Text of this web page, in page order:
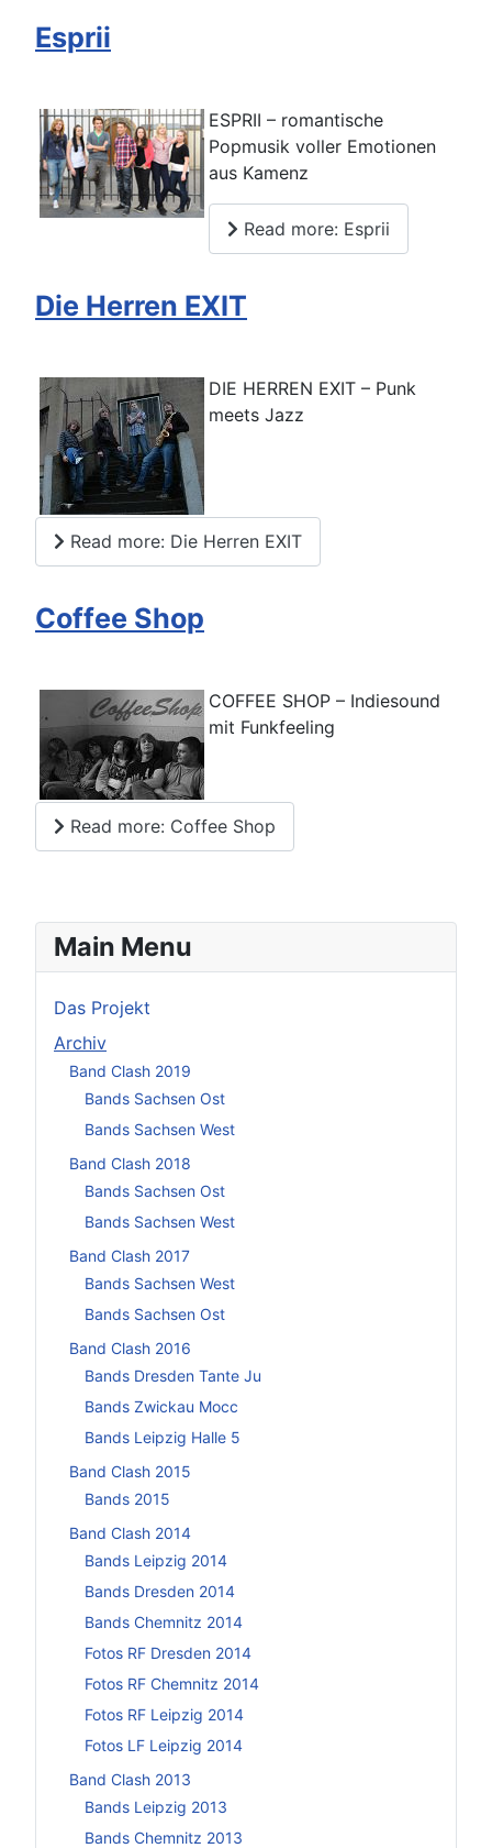
Main Menu
Das Projekt
Archiv
Band Clash 2019
Bands Sachsen Ost
Bands Sachsen West
Band Clash 2018
Bands Sachsen Ost
Bands Sachsen West
Band Clash 2017
Bands Sachsen West
Bands Sachsen Ost
Band Clash 2016
Bands Dresden Tante Ju
Bands Zwickau Mocc
Bands Leipzig Halle 5
Band Clash 2015
Bands 2015
Band Clash 2014
Bands Leipzig 2014
Bands Dresden 2014
Bands Chemnitz 2014
Fotos RF Dresden 2014
Fotos RF Chemnitz 2014
Fotos RF Leipzig 2014
Fotos LF Leipzig 2014
Band Clash 2013
Bands Leipzig 2013
Bands Chemnitz 2013
Esprii
ESPRII – romantische
Popmusik voller Emotionen
aus Kamenz
Read more: Esprii
Die Herren EXIT
DIE HERREN EXIT – Punk
meets Jazz
Read more: Die Herren EXIT
Coffee Shop
COFFEE SHOP – Indiesound
mit Funkfeeling
Read more: Coffee Shop